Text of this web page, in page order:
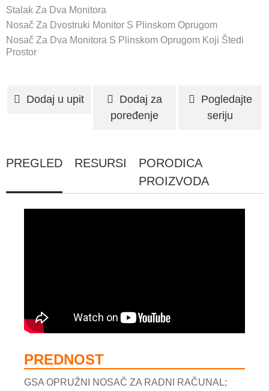
Stalak Za Dva Monitora
Nosač Za Dvostruki Monitor S Plinskom Oprugom
Nosač Za Dva Monitora S Plinskom Oprugom Koji Štedi
Prostor
Dodaj u upit
Dodaj za
poređenje
Pogledajte
seriju
PREGLED RESURSI
PORODICA
PROIZVODA
PREDNOST
GSA OPRUŽNI NOSAČ ZA RADNI RAČUNAL;